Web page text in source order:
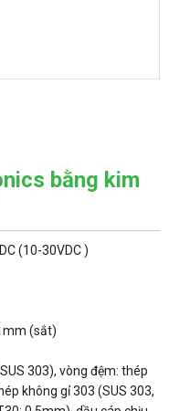
bằng kim
(10-30VDC )
(sắt)
303), vòng đệm: thép
không gỉ 303 (SUS 303,